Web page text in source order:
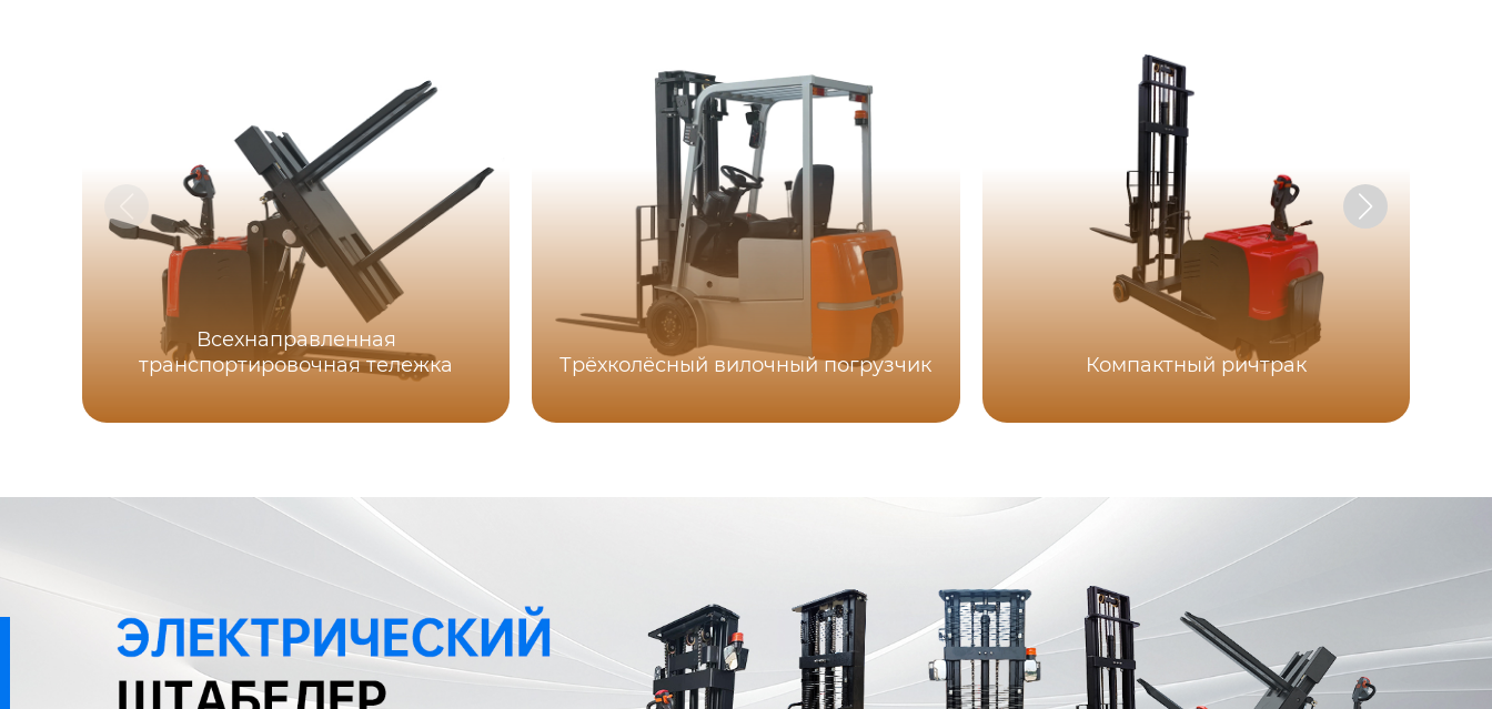
Всехнаправленная
транспортировочная тележка
Трёхколёсный вилочный погрузчик Компактный ричтрак